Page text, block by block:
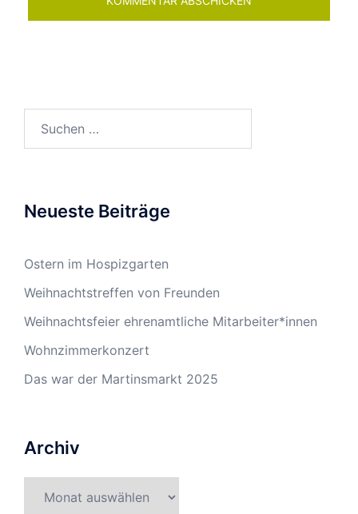
Neueste Beiträge
Ostern im Hospizgarten
Weihnachtstreffen von Freunden
Weihnachtsfeier ehrenamtliche Mitarbeiter*innen
Wohnzimmerkonzert
Das war der Martinsmarkt 2025
Archiv